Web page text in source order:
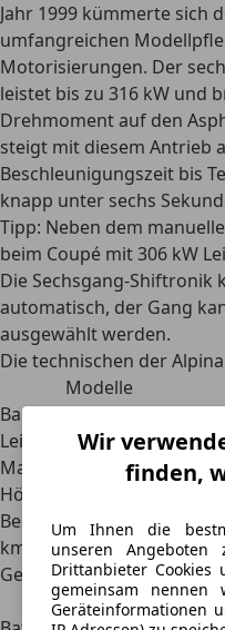
Jahr 1999 kümmerte sich
umfangreichen
Motorisierungen. Der
leistet bis zu 316 kW und
Drehmoment auf den
steigt mit diesem Antrieb
Beschleunigungszeit bis
knapp unter sechs
Tipp: Neben dem
beim Coupé mit 306 kW
Die Sechsgang-Shiftronik
automatisch, der Gang
ausgewählt werden.
Die technischen der
Modelle
Bauzeitraum
Leistung
Max. Drehmoment
Höchstgeschwindigkeit
Beschleunigung 0 – 100
km/h
Getriebe
6-
Wir
finden,
Um Ihnen die
unseren
Drittanbieter Cookies
gemeinsam nennen
Geräteinformationen